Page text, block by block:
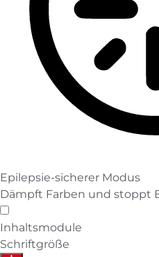
Epilepsie-sicherer Modus
Dämpft Farben und stoppt
Epilepsie-sicherer Modus
Inhaltsmodule
Schriftgröße